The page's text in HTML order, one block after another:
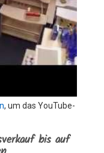
, um das YouTube-
bis auf